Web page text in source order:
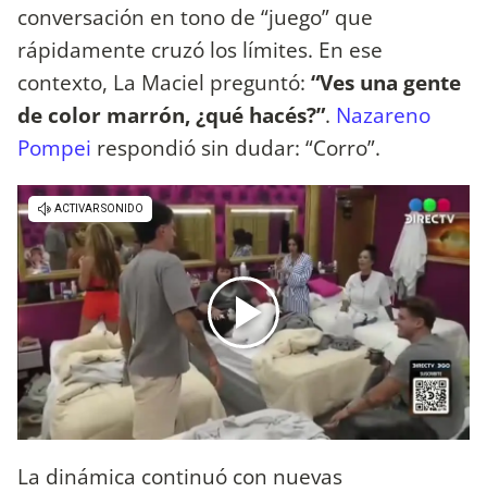
conversación en tono de “juego” que
rápidamente cruzó los límites. En ese
contexto, La Maciel preguntó: “Ves una gente
de color marrón, ¿qué hacés?”. Nazareno
Pompei respondió sin dudar: “Corro”.
La dinámica continuó con nuevas